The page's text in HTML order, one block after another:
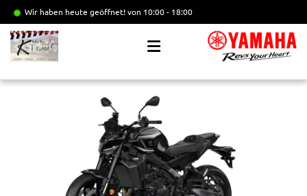
Wir haben heute geöffnet!von 10:00 - 18:00